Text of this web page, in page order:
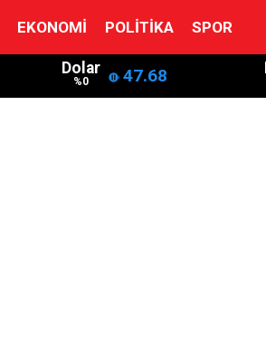
EKONOMI POLITIKA SPOR
Dolar
%0 47.68